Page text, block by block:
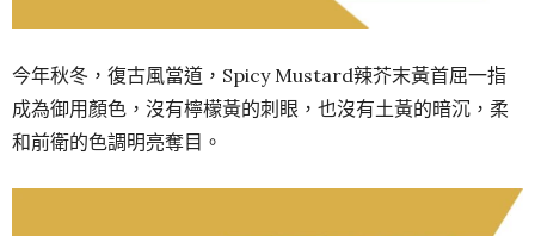
今年秋冬，復古風當道，Spicy Mustard辣芥末黃首屈一指
成為御用顏色，沒有檸檬黃的刺眼，也沒有土黃的暗沉，柔
和前衛的色調明亮奪目。